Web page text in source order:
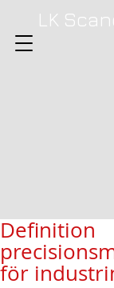
LK
Definition
för